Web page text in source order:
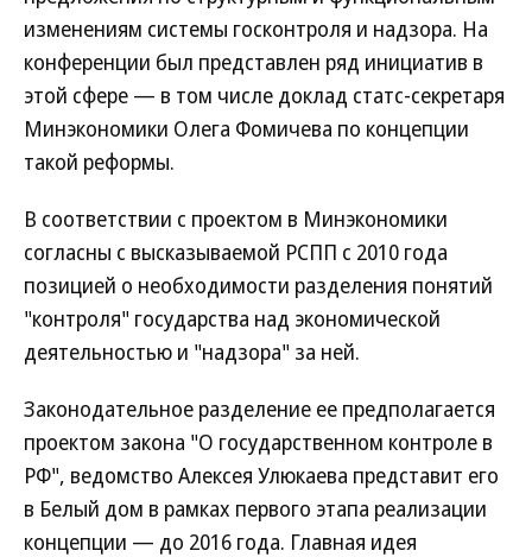
изменениям системы госконтроля и надзора. На
конференции был представлен ряд инициатив в
этой сфере — в том числе доклад статс-секретаря
Минэкономики Олега Фомичева по концепции
такой реформы.
В соответствии с проектом в Минэкономики
согласны с высказываемой РСПП с 2010 года
позицией о необходимости разделения понятий
"контроля" государства над экономической
деятельностью и "надзора" за ней.
Законодательное разделение ее предполагается
проектом закона "О государственном контроле в
РФ", ведомство Алексея Улюкаева представит его
в Белый дом в рамках первого этапа реализации
концепции — до 2016 года. Главная идея